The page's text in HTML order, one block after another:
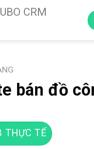
CRM
bán đồ
THỰC TẾ